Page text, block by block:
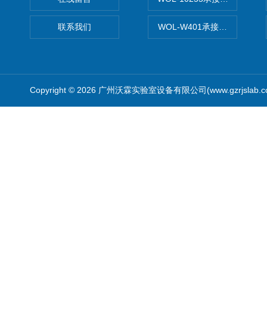
联系我们 WOL-W401承接食品QS认
Copyright © 2026 广州沃霖实验室设备有限公司